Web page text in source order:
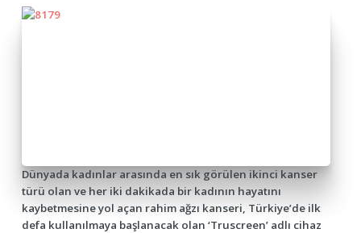
Dünyada kadınlar arasında en sık görülen ikinci kanser
türü olan ve her iki dakikada bir kadının hayatını
kaybetmesine yol açan rahim ağzı kanseri, Türkiye’de ilk
defa kullanılmaya başlanacak olan ‘Truscreen’ adlı cihaz